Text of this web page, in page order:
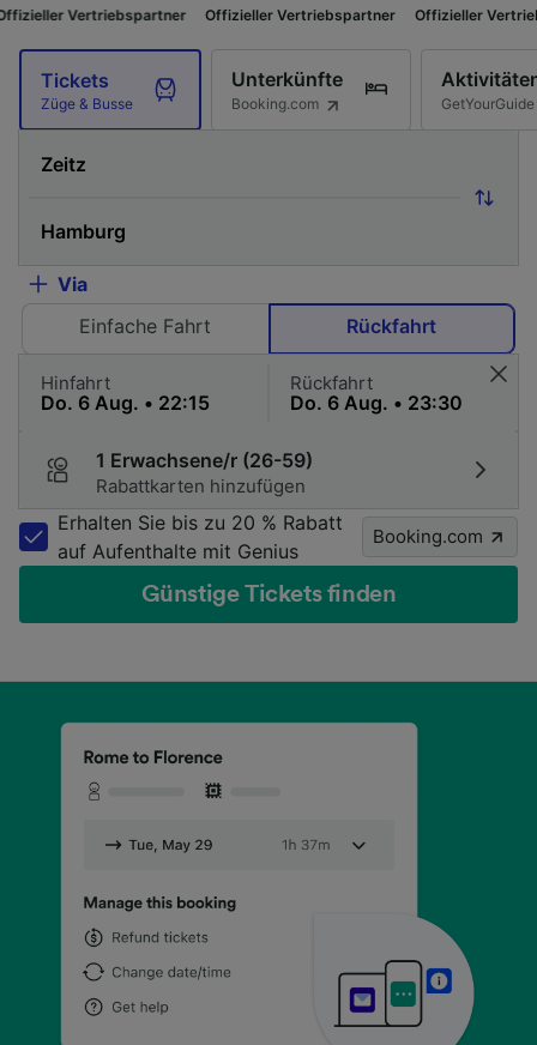
Offizieller Vertriebspartner Offizieller Vertriebspartner
Tickets
Züge & Busse
Unterkünfte
Booking.com GetYourGuide
Via
Einfache Fahrt
Rückfahrt
Hinfahrt Rückfahrt
1 Erwachsene/r (26-59)
Rabattkarten hinzufügen
Erhalten Sie bis zu 20 % Rabatt
auf Aufenthalte mit Genius
Booking.com
Günstige Tickets finden